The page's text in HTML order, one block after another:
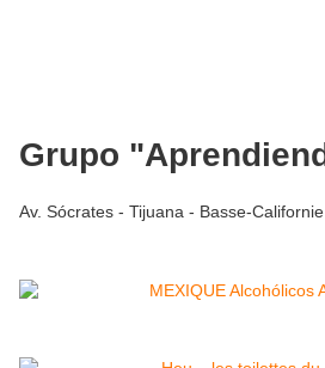
Grupo
Av. Sócrates - Tijuana - Basse-Californie